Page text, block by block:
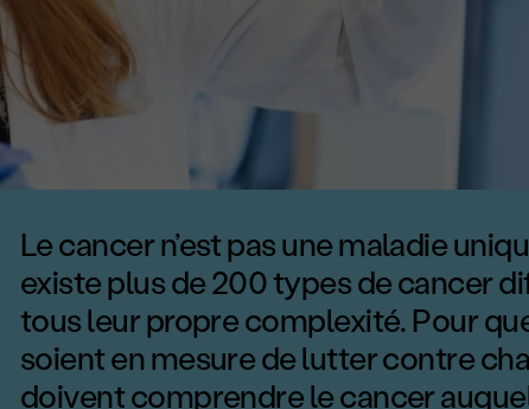
de
Le cancer n’est pas une maladie
existe plus de 200 types de cancer
tous leur propre complexité. Pour
soient en mesure de lutter contre
doivent comprendre le cancer